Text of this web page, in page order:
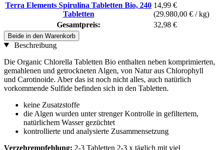
Terra Elements Spirulina Tabletten Bio, 240
Tabletten
14,99 €
(29.980,00 € / kg)
Gesamtpreis:
32,98 €
Beide in den Warenkorb
Beschreibung
Die Organic Chlorella Tabletten Bio enthalten neben komprimierten,
gemahlenen und getrockneten Algen, von Natur aus Chlorophyll
und Carotinoide. Aber das ist noch nicht alles, auch natürlich
vorkommende Sulfide befinden sich in den Tabletten.
keine Zusatzstoffe
die Algen wurden unter strenger Kontrolle in gefiltertem,
natürlichem Wasser gezüchtet
kontrollierte und analysierte Zusammensetzung
Verzehrempfehlung: 2-3 Tabletten 2-3 x täglich mit viel